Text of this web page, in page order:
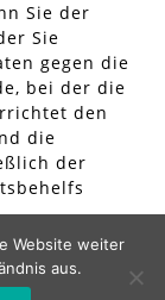
Sie der
Sie
gegen die
bei der die
den
die
der
Website weiter
aus.